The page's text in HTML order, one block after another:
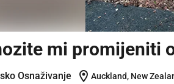
mi promijeniti
Osnaživanje location_on Auckland, New